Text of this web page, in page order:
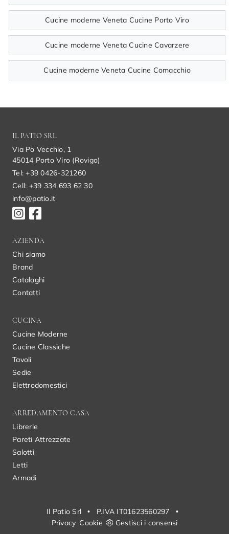
Cucine moderne Veneta Cucine Porto Viro
Cucine moderne Veneta Cucine Cavarzere
Cucine moderne Veneta Cucine Comacchio
IL PATIO SRL
Via Po Vecchio, 1
45014 Porto Viro (Rovigo)
Tel: +39 0426-321260
Cell: +39 334 693 62 30
info@patio.it
AZIENDA
Chi siamo
Brand
Cataloghi
Contatti
CUCINA
Cucine Moderne
Cucine Classiche
Tavoli
Sedie
Elettrodomestici
ARREDAMENTO CASA
Librerie
Pareti Attrezzate
Salotti
Letti
Armadi
Il Patio Srl • P.IVA IT01623560297
•
Privacy Cookie Gestisci i consensi